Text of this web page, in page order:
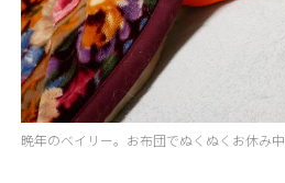
晩年のベイリー。お布団でぬくぬくお休み中